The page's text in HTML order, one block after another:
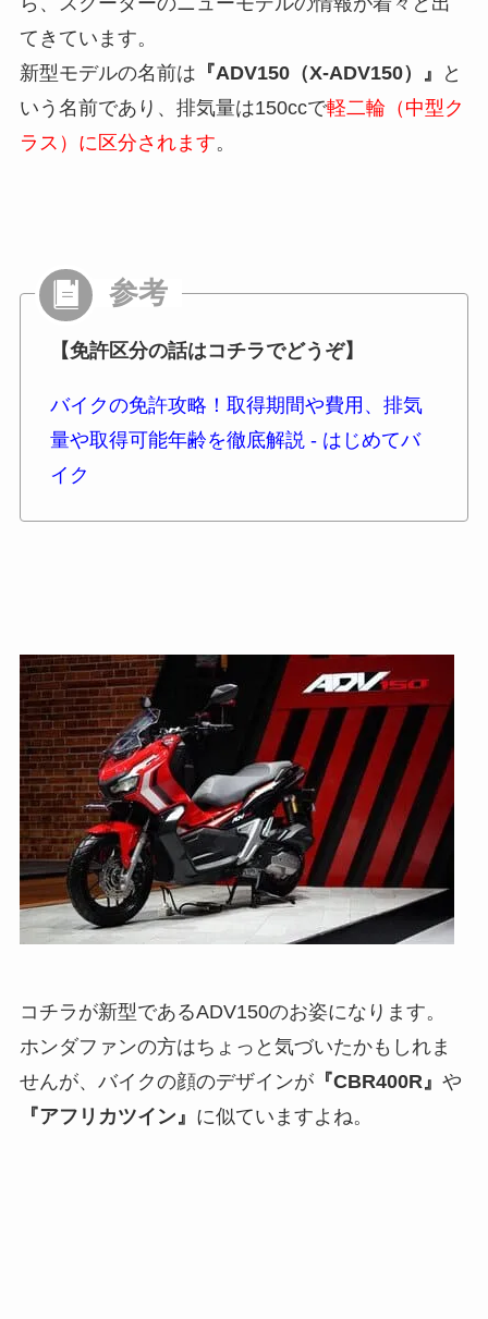
てきています。
新型モデルの名前は 『ADV150（X-ADV150）』
と
いう名前であり、排気量は150ccで軽二輪（中型ク
ラス）に区分されます。
【免許区分の話はコチラでどうぞ】
バイクの免許攻略！取得期間や費用、排気
量や取得可能年齢を徹底解説 - はじめてバ
イク
コチラが新型であるADV150のお姿になります。
ホンダファンの方はちょっと気づいたかもしれま
せんが、バイクの顔のデザインが『CBR400R』 や
『アフリカツイン』 に似ていますよね。